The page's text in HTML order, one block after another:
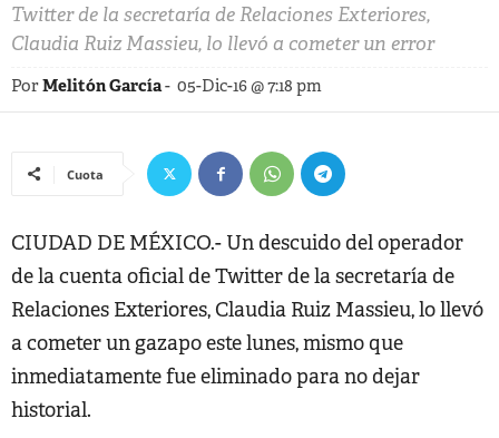
Twitter de la secretaría de Relaciones Exteriores,
Claudia Ruiz Massieu, lo llevó a cometer un error
PorMelitón García- 05-Dic-16 @ 7:18 pm
Cuota
CIUDAD DE MÉXICO.- Un descuido del operador
de la cuenta oficial de Twitter de la secretaría de
Relaciones Exteriores, Claudia Ruiz Massieu, lo llevó
a cometer un gazapo este lunes, mismo que
inmediatamente fue eliminado para no dejar
historial.